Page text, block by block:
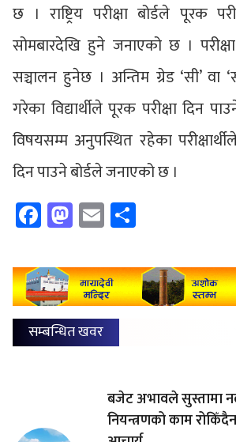
छ । राष्ट्रिय परीक्षा बोर्डले पूरक
सोमबारदेखि हुने जनाएको छ ।
सञ्चालन हुनेछ । अन्तिम ग्रेड ‘सी’ वा
गरेका विद्यार्थीले पूरक परीक्षा दिन
विषयसम्म अनुपस्थित रहेका
दिन पाउने बोर्डले जनाएको छ ।
Facebook
Mastodon
Email
सम्बन्धित खवर
बजेट अभावले सुस्तामा
नियन्त्रणको काम